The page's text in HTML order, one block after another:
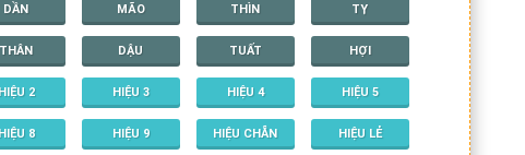
DẦN MÃO THÌN TỴ
THÂN DẬU TUẤT HỢI
HIỆU 2 HIỆU 3 HIỆU 4 HIỆU 5
HIỆU 8 HIỆU 9 HIỆU CHẴN HIỆU LẺ